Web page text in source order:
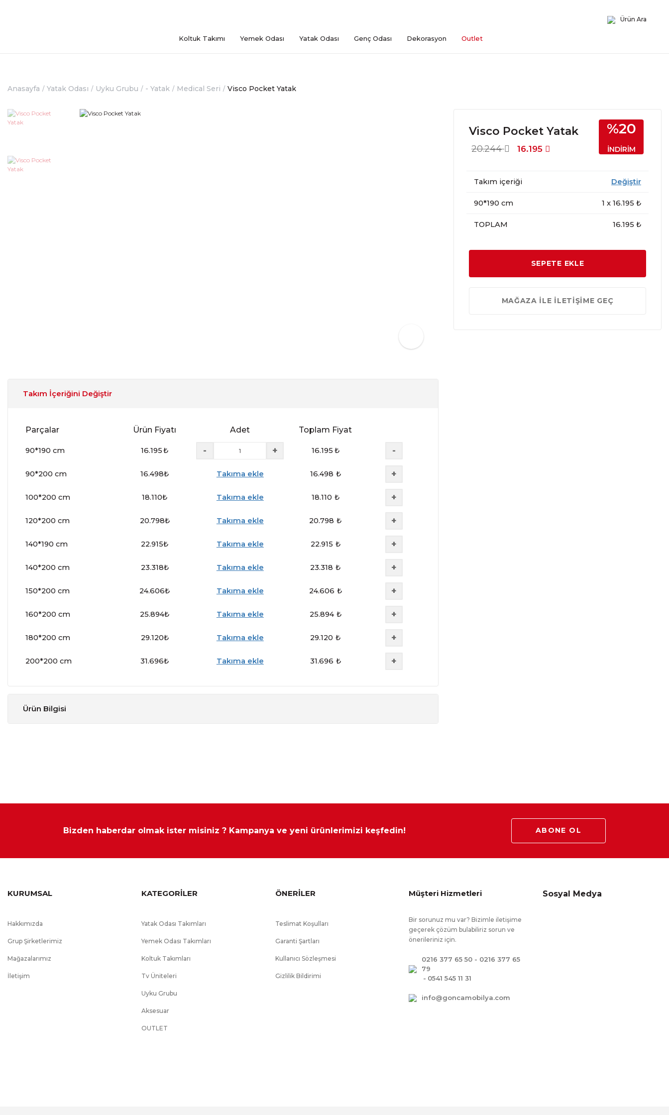
Ürün Ara
Koltuk Takımı Yemek Odası Yatak Odası Genç Odası Dekorasyon Outlet
Anasayfa Yatak Odası Uyku Grubu - Yatak Medical Seri Visco Pocket Yatak
Takım İçeriğini Değiştir
Parçalar Ürün Fiyatı Adet Toplam Fiyat
90*190 cm 16.195₺ - + 16.195 ₺ -
90*200 cm 16.498₺ Takıma ekle 16.498 ₺ +
100*200 cm 18.110₺ Takıma ekle 18.110 ₺ +
120*200 cm 20.798₺ Takıma ekle 20.798 ₺ +
140*190 cm 22.915₺ Takıma ekle 22.915 ₺ +
140*200 cm 23.318₺ Takıma ekle 23.318 ₺ +
150*200 cm 24.606₺ Takıma ekle 24.606 ₺ +
160*200 cm 25.894₺ Takıma ekle 25.894 ₺ +
180*200 cm 29.120₺ Takıma ekle 29.120 ₺ +
200*200 cm 31.696₺ Takıma ekle 31.696 ₺ +
Ürün Bilgisi
Ürün Tipi : Visco, Yaylı
Visco Pocket Yatak
20.244 16.195 İNDİRİM
%20
Takım içeriği Değiştir
90*190 cm 1 x 16.195 ₺
TOPLAM 16.195 ₺
SEPETE EKLE
MAĞAZA İLE İLETİŞİME GEÇ
Bizden haberdar olmak ister misiniz ? Kampanya ve yeni ürünlerimizi keşfedin! ABONE OL
KURUMSAL
Hakkımızda
Grup Şirketlerimiz
Mağazalarımız
İletişim
KATEGORİLER
Yatak Odası Takımları
Yemek Odası Takımları
Koltuk Takımları
Tv Üniteleri
Uyku Grubu
Aksesuar
OUTLET
ÖNERİLER
Teslimat Koşulları
Garanti Şartları
Kullanıcı Sözleşmesi
Gizlilik Bildirimi
Müşteri Hizmetleri
Bir sorunuz mu var? Bizimle iletişime
geçerek çözüm bulabiliriz sorun ve
önerileriniz için.
0216 377 65 50 - 0216 377 65
79
- 0541 545 11 31
info@goncamobilya.com
Sosyal Medya